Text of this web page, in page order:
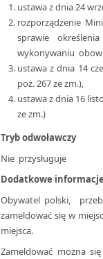
ustawa z dnia 24
rozporządzenie
sprawie
wykonywaniu
ustawa z dnia 14
poz. 267 ze zm.),
ustawa z dnia 16
ze zm.)
Tryb odwoławczy
Nie przysługuje
Dodatkowe
Obywatel polski,
zameldować się w
miejsca.
Zameldować można